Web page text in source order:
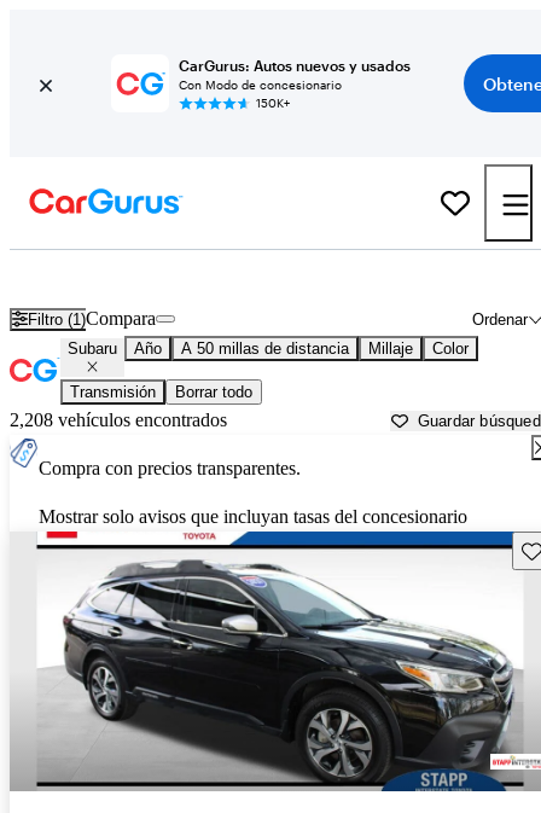
CarGurus: Autos nuevos y usados
Con Modo de concesionario
150K+
Filtro (1) Ordenar
Compara
Subaru Año A 50 millas de distancia Millaje Color
Transmisión Borrar todo
2,208 vehículos encontrados Guardar
Compra con precios transparentes.
Mostrar solo avisos que incluyan tasas del concesionario